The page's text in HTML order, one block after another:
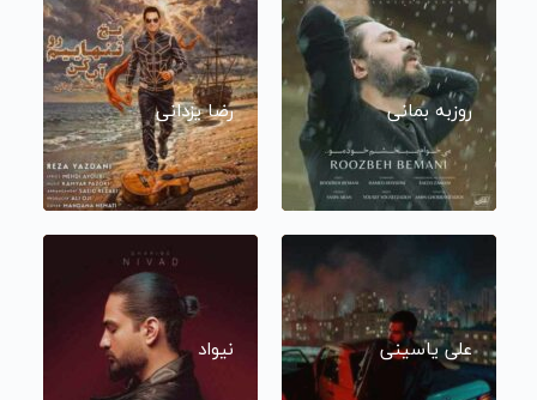
روزبه بمانی رضا یزدانی
علی یاسینی نیواد